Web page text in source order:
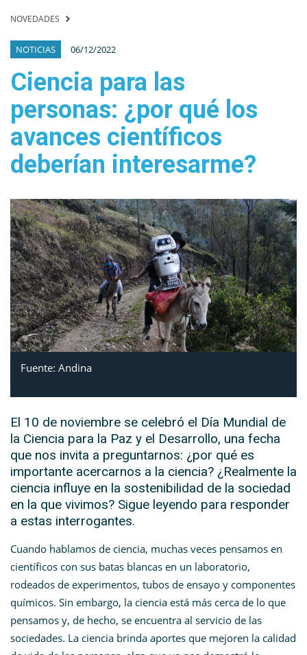
NOVEDADES
NOTICIAS 06/12/2022
Ciencia para las
personas: ¿por qué los
avances científicos
deberían interesarme?
Fuente: Andina
El 10 de noviembre se celebró el Día Mundial de
la Ciencia para la Paz y el Desarrollo, una fecha
que nos invita a preguntarnos: ¿por qué es
importante acercarnos a la ciencia? ¿Realmente la
ciencia influye en la sostenibilidad de la sociedad
en la que vivimos? Sigue leyendo para responder
a estas interrogantes.
Cuando hablamos de ciencia, muchas veces pensamos en
científicos con sus batas blancas en un laboratorio,
rodeados de experimentos, tubos de ensayo y componentes
químicos. Sin embargo, la ciencia está más cerca de lo que
pensamos y, de hecho, se encuentra al servicio de las
sociedades. La ciencia brinda aportes que mejoren la calidad